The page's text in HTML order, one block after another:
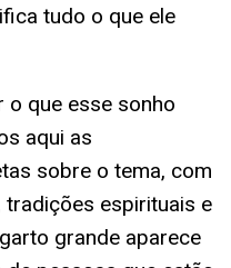
tudo o que ele
o que esse sonho
aqui as
sobre o tema, com
tradições espirituais e
grande aparece